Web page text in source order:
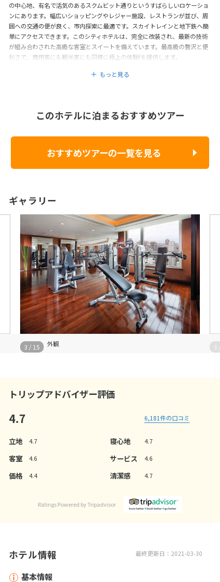
の中心地、有名で活気のあるスクムビット通りというすばらしいロケーショ
ンにあります。幅広いショッピングやレジャー施設、レストランが並び、周
囲への交通の便が良く、市内探索に最適です。スカイトレインと地下鉄へ簡
単にアクセスできます。このシティホテルは、完全に改装され、最新の技術
が組み合わされた高級な客室とスイートを備えています。最高級の贅沢と便
利さで、商用客にも観光客にも同様に極上の体験fを提供します。
もっと見る
このホテルに泊まるおすすめツアー
おすすめツアーの一覧を見る
ギャラリー
外観
3 / 15 3
トリップアドバイザー評価
4.7 6,181件の口コミ
立地 4.7 寝心地 4.7
客室 4.6 サービス 4.6
価格 4.4 清潔感 4.7
Ratings Powered by Tripadvisor
最終更新日：2021-03-30
ホテル情報
基本情報